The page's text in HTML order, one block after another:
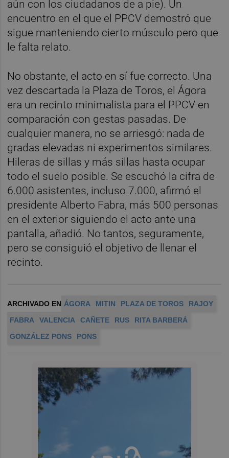
aún con los ciudadanos de a pie). Un
encuentro en el que el PPCV demostró que
sigue manteniendo cierto músculo pero que
le falta relato.
No obstante, el acto en sí fue correcto. Una
vez descartada la Plaza de Toros, el Ágora
era un recinto minimalista para el PPCV en
comparación con gestas pasadas. De
cualquier manera, no se arriesgó: nada de
gradas elevadas ni experimentos similares.
Hileras de sillas y más sillas hasta ocupar
todo el suelo posible. Se escuchó la cifra de
6.000 asistentes, incluso 7.000, afirmó el
presidente Alberto Fabra, más 500 personas
en el exterior siguiendo el acto ante una
pantalla, añadió. No tantos, seguramente,
pero se consiguió el objetivo de llenar el
recinto.
ARCHIVADO EN ÁGORA MITIN PLAZA DE TOROS
RAJOY
FABRA
VALENCIA CAÑETE RUS
RITA BARBERÁ
GONZÁLEZ PONS
PONS